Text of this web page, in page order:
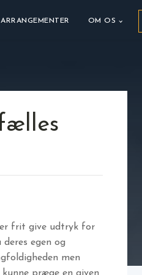
ARRANGEMENTER OM OS
frit give udtryk for
egen og
men